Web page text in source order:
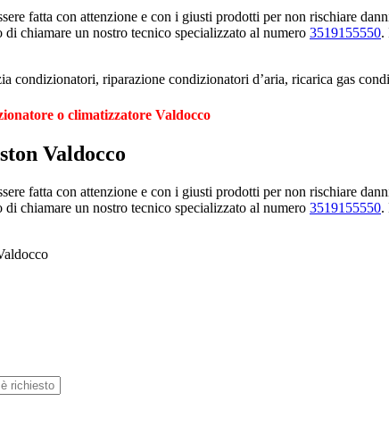
fatta con attenzione e con i giusti prodotti per non rischiare
chiamare un nostro tecnico specializzato al numero 3519155550.
condizionatori, riparazione condizionatori d’aria, ricarica gas
o climatizzatore Valdocco
Valdocco
fatta con attenzione e con i giusti prodotti per non rischiare
chiamare un nostro tecnico specializzato al numero 3519155550.